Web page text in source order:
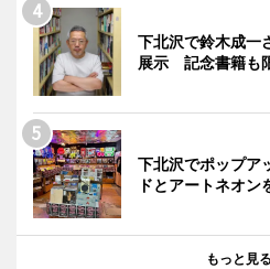
下北沢で鈴木成一
展示 記念書籍も
下北沢でポップ
ドとアートネオン
もっと見る